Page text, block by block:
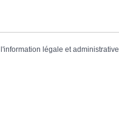
légale et administrative